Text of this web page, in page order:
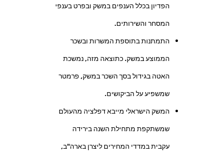
הפדיון בכלל הענפים במשק ובפרט בענפי
המסחר והשירותים.
התמתנות בתוספת המשרות ובשכר
הממוצע במשק. כתוצאה מזה, נמשכת
האטה בגידול בסך השכר במשק, פרמטר
שמשפיע על הביקושים.
המשק הישראלי מייבא דפלציה מהעולם
שמשתקפת מתחילת השנה בירידה
עקבית במדדי המחירים ליצרן בארה"ב,